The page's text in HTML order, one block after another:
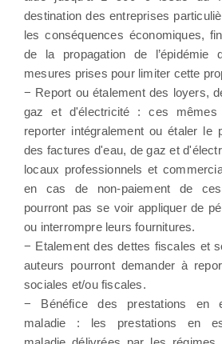
destination des entreprises
les conséquences économiques,
de la propagation de l’épidémie
mesures prises pour limiter cette
− Report ou étalement des loyers,
gaz et d'électricité : ces mêmes
reporter intégralement ou étaler le
des factures d'eau, de gaz et
locaux professionnels et
en cas de non-paiement de
pourront pas se voir appliquer de
ou interrompre leurs fournitures.
− Etalement des dettes fiscales et
auteurs pourront demander à
sociales et/ou fiscales.
− Bénéfice des prestations en
maladie : les prestations en